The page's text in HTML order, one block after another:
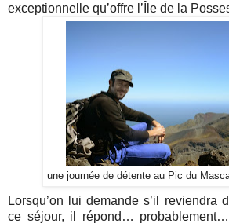
exceptionnelle qu’offre l’Île de la
une journée de détente au Pic du
Lorsqu’on lui demande s’il reviendra
ce séjour, il répond…